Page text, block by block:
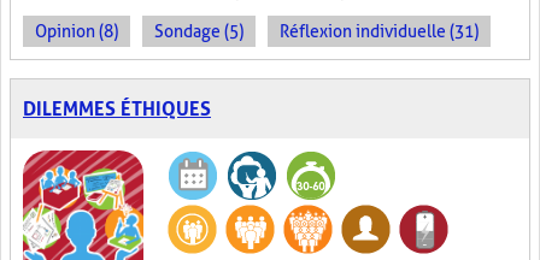
Opinion (8) Sondage (5) Réflexion individuelle (31)
DILEMMES ÉTHIQUES